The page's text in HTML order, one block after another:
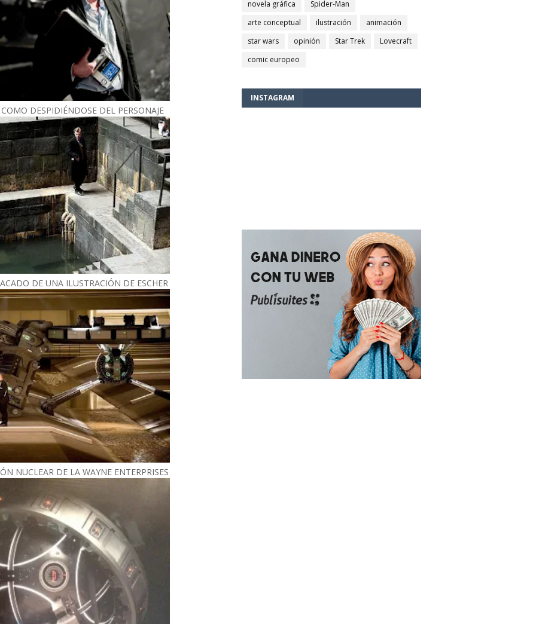
DESPIDIÉNDOSE DEL PERSONAJE
DE UNA ILUSTRACIÓN DE ESCHER
NUCLEAR DE LA WAYNE ENTERPRISES
novela gráfica
Spider-Man
arte conceptual
ilustración
animación
star wars
opinión Star Trek
Lovecraft
comic europeo
INSTAGRAM